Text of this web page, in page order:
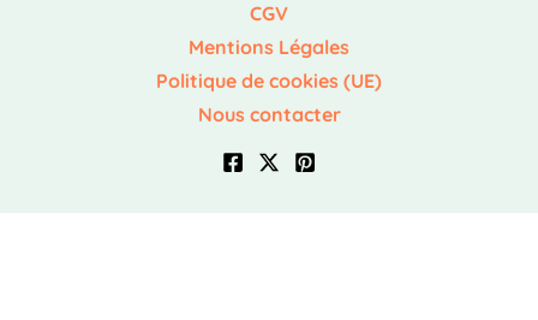
CGV
Mentions Légales
Politique de cookies (UE)
Nous contacter